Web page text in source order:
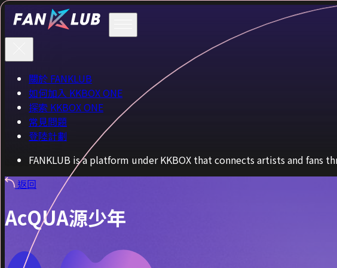
關於 FANKLUB
如何加入 KKBOX ONE
探索 KKBOX ONE
常見問題
登陸計劃
FANKLUB is a platform under KKBOX that connects artists and fans
返回
AcQUA源少年